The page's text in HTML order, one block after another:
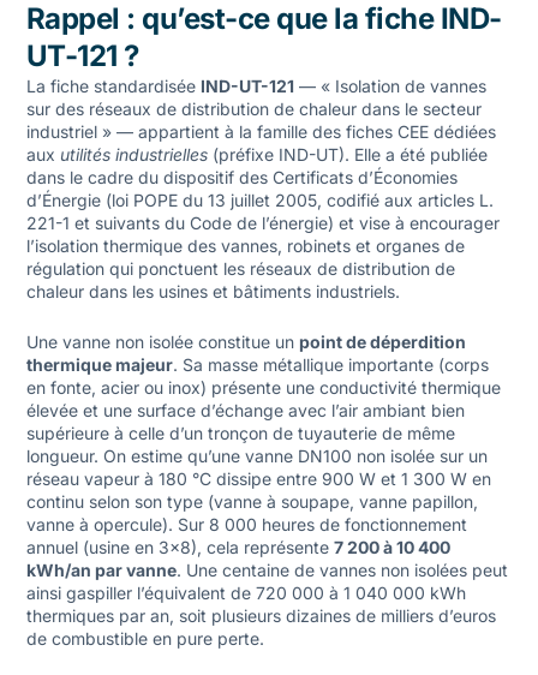
Rappel : qu’est-ce que la fiche IND-
UT-121 ?
La fiche standardisée IND-UT-121 — « Isolation de vannes
sur des réseaux de distribution de chaleur dans le secteur
industriel » — appartient à la famille des fiches CEE dédiées
aux utilités industrielles(préfixe IND-UT). Elle a été publiée
dans le cadre du dispositif des Certificats d’Économies
d’Énergie (loi POPE du 13 juillet 2005, codifié aux articles L.
221-1 et suivants du Code de l’énergie) et vise à encourager
l’isolation thermique des vannes, robinets et organes de
régulation qui ponctuent les réseaux de distribution de
chaleur dans les usines et bâtiments industriels.
Une vanne non isolée constitue un point de déperdition
thermique majeur. Sa masse métallique importante (corps
en fonte, acier ou inox) présente une conductivité thermique
élevée et une surface d’échange avec l’air ambiant bien
supérieure à celle d’un tronçon de tuyauterie de même
longueur. On estime qu’une vanne DN100 non isolée sur un
réseau vapeur à 180 °C dissipe entre 900 W et 1 300 W en
continu selon son type (vanne à soupape, vanne papillon,
vanne à opercule). Sur 8 000 heures de fonctionnement
annuel (usine en 3×8), cela représente 7 200 à 10 400
kWh/an par vanne. Une centaine de vannes non isolées peut
ainsi gaspiller l’équivalent de 720 000 à 1 040 000 kWh
thermiques par an, soit plusieurs dizaines de milliers d’euros
de combustible en pure perte.